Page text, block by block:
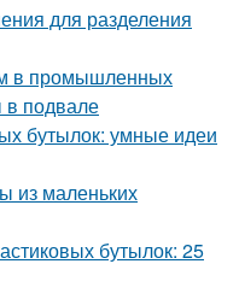
для разделения
в промышленных
в подвале
бутылок: умные идеи
из маленьких
бутылок: 25